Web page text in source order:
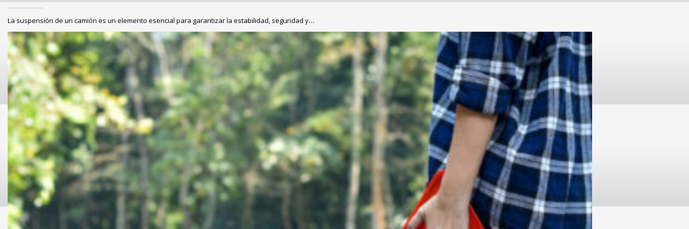
La suspensión de un camión es un elemento esencial para garantizar la estabilidad, seguridad y…